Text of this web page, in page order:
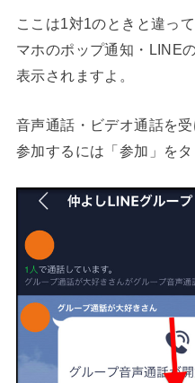
ここは1対1のときと違っ
マホのポップ通知・LINE
表示されますよ。
音声通話・ビデオ通話を
参加するには「参加」をタ